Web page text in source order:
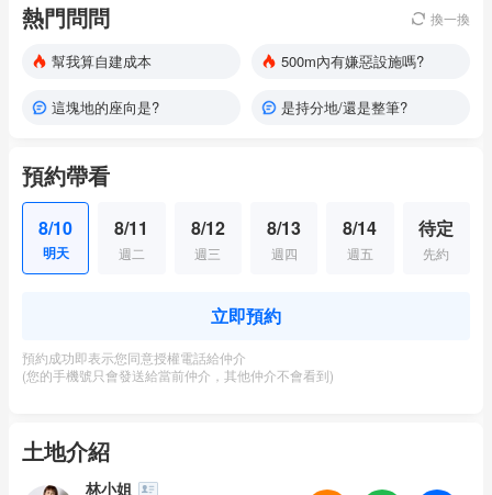
熱門問問 換一換
幫我算自建成本 500m內有嫌惡設施嗎?
這塊地的座向是? 是持分地/還是整筆?
預約帶看
8/10
明天
8/11
週二
8/12
週三
8/13
週四
8/14
週五
待定
先約
立即預約
預約成功即表示您同意授權電話給仲介
(您的手機號只會發送給當前仲介，其他仲介不會看到)
土地介紹
林小姐